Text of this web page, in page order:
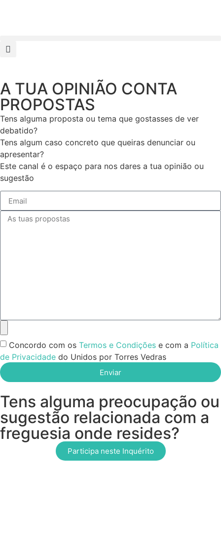
A TUA OPINIÃO CONTA
PROPOSTAS
Tens alguma proposta ou tema que gostasses de ver
debatido?
Tens algum caso concreto que queiras denunciar ou
apresentar?
Este canal é o espaço para nos dares a tua opinião ou
sugestão
Concordo com os Termos e Condições e com a Política
de Privacidade do Unidos por Torres Vedras
Enviar
Tens alguma preocupação ou
sugestão relacionada com a
freguesia onde resides?
Participa neste Inquérito